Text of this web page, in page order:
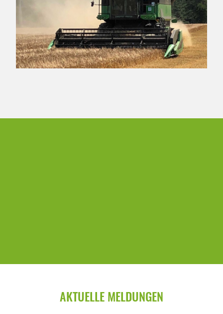
AKTUELLE MELDUNGEN